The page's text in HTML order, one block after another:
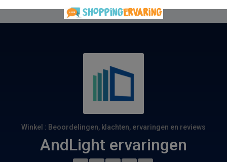
Winkel : Beoordelingen, klachten, ervaringen en reviews
AndLight ervaringen